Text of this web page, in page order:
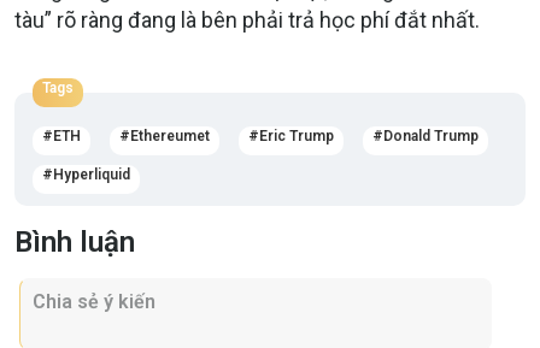
tàu” rõ ràng đang là bên phải trả học phí đắt nhất.
Tags
ETH Ethereumet Eric Trump Donald Trump
Hyperliquid
Bình luận